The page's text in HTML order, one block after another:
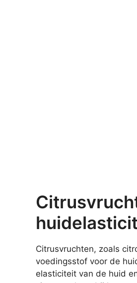
Citrusvruchten, zoals
voedingsstof voor de
elasticiteit van de huid